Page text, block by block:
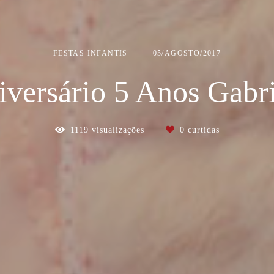
FESTAS INFANTIS 05/AGOSTO/2017
5 Anos
1119 visualizações 0 curtidas